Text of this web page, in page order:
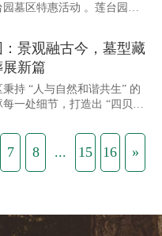
墓区特惠活动 。莲台园经
安稳的依靠；前方视野开
处流水潺潺，仿佛一幅徐徐
征着家族前景的无限广阔 。
景观融古今，墓型藏
新篇
持 “人与自然和谐共生” 的
一处细节，打造出 “四贝三
是传统文化元素与现代生态
与现代在此碰撞出独特的火
7 8 ... 15 16 »